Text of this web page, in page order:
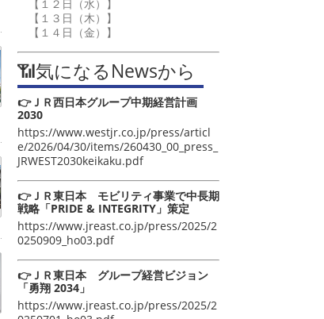
【１２日（水）】
【１３日（木）】
【１４日（金）】
📶気になるNewsから
👉ＪＲ西日本グループ中期経営計画
2030
https://www.westjr.co.jp/press/articl
e/2026/04/30/items/260430_00_press_
JRWEST2030keikaku.pdf
👉ＪＲ東日本 モビリティ事業で中長期
戦略「PRIDE & INTEGRITY」策定
https://www.jreast.co.jp/press/2025/2
0250909_ho03.pdf
👉ＪＲ東日本 グループ経営ビジョン
「勇翔 2034」
https://www.jreast.co.jp/press/2025/2